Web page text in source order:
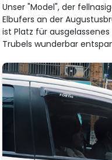
Unser "Model", der
Elbufers an der
ist Platz für
Trubels wunderbar